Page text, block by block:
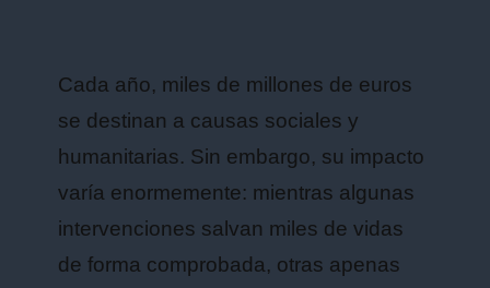
Cada año, miles de millones de euros
se destinan a causas sociales y
humanitarias. Sin embargo, su impacto
varía enormemente: mientras algunas
intervenciones salvan miles de vidas
de forma comprobada, otras apenas